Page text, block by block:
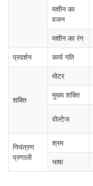
मशीन का
वजन
मशीन का रंग
प्रदर्शन कार्य गति
शक्ति
मोटर
मुख्य शक्ति
वोल्टेज
नियंत्रण
प्रणाली
श्रम
भाषा